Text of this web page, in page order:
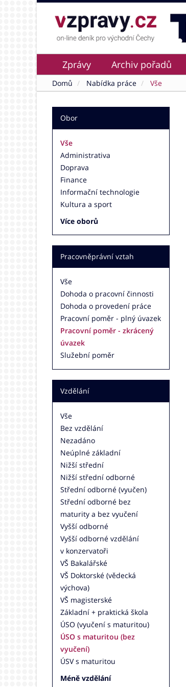
Zprávy Archiv pořadů
Domů Nabídka práce Vše
Obor
Vše
Administrativa
Doprava
Finance
Informační technologie
Kultura a sport
Více oborů
Pracovněprávní vztah
Vše
Dohoda o pracovní činnosti
Dohoda o provedení práce
Pracovní poměr - plný úvazek
Pracovní poměr - zkrácený
úvazek
Služební poměr
Vzdělání
Vše
Bez vzdělání
Nezadáno
Neúplné základní
Nižší střední
Nižší střední odborné
Střední odborné (vyučen)
Střední odborné bez
maturity a bez vyučení
Vyšší odborné
Vyšší odborné vzdělání
v konzervatoři
VŠ Bakalářské
VŠ Doktorské (vědecká
výchova)
VŠ magisterské
Základní + praktická škola
ÚSO (vyučení s maturitou)
ÚSO s maturitou (bez
vyučení)
ÚSV s maturitou
Méně vzdělání